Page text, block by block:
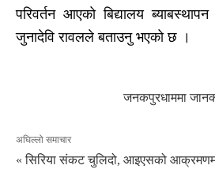
परिवर्तन आएको बिद्यालय
जुनादेवि रावलले बताउनु भएको छ ।
जनकपुरधाममा
अघिल्लो समाचार
« सिरिया संकट चुलिदो, आइएसको